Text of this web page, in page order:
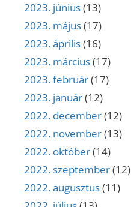
2023. június(13)
2023. május(17)
2023. április(16)
2023. március(17)
2023. február(17)
2023. január(12)
2022. december(12)
2022. november(13)
2022. október(14)
2022. szeptember(12)
2022. augusztus(11)